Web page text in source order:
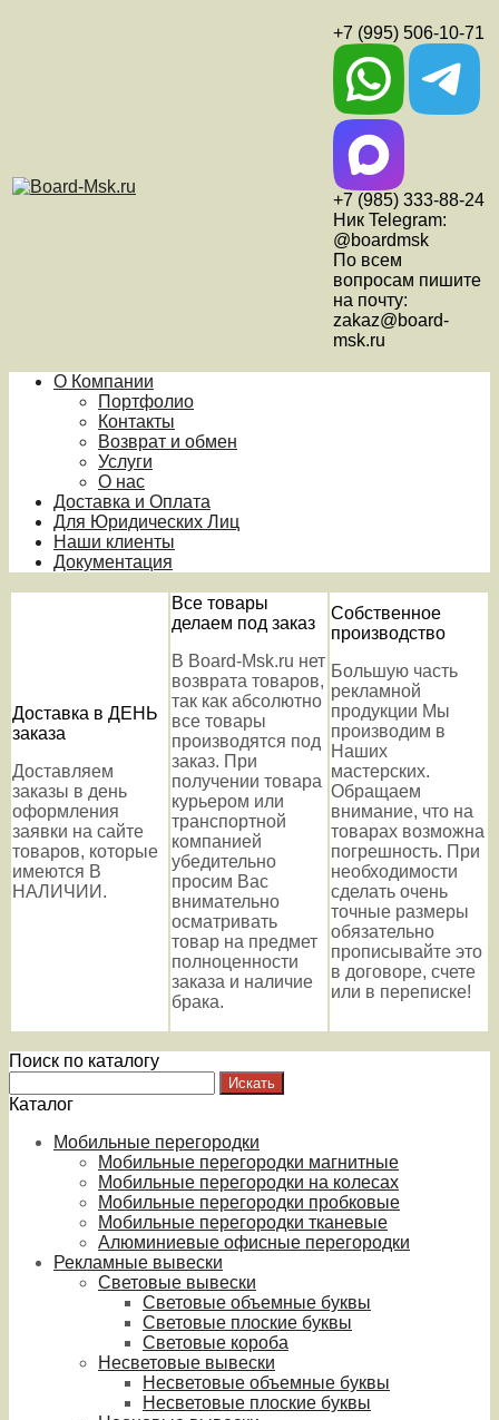
+7 (995) 506-10-71
+7 (985) 333-88-24
Ник Telegram:
@boardmsk
По всем
вопросам пишите
на почту:
zakaz@board-
msk.ru
О Компании
Портфолио
Контакты
Возврат и обмен
Услуги
О нас
Доставка и Оплата
Для Юридических Лиц
Наши клиенты
Документация
Доставка в ДЕНЬ
заказа
Доставляем
заказы в день
оформления
заявки на сайте
товаров, которые
имеются В
НАЛИЧИИ.
Все товары
делаем под заказ
В Board-Msk.ru нет
возврата товаров,
так как абсолютно
все товары
производятся под
заказ. При
получении товара
курьером или
транспортной
компанией
убедительно
просим Вас
внимательно
осматривать
товар на предмет
полноценности
заказа и наличие
брака.
Собственное
производство
Большую часть
рекламной
продукции Мы
производим в
Наших
мастерских.
Обращаем
внимание, что на
товарах возможна
погрешность. При
необходимости
сделать очень
точные размеры
обязательно
прописывайте это
в договоре, счете
или в переписке!
Поиск по каталогу
Каталог
Мобильные перегородки
Мобильные перегородки магнитные
Мобильные перегородки на колесах
Мобильные перегородки пробковые
Мобильные перегородки тканевые
Алюминиевые офисные перегородки
Рекламные вывески
Световые вывески
Световые объемные буквы
Световые плоские буквы
Световые короба
Несветовые вывески
Несветовые объемные буквы
Несветовые плоские буквы